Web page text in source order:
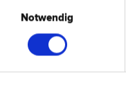
Notwendig
&